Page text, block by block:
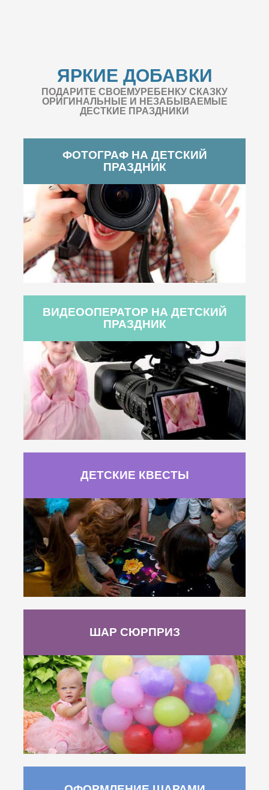
ЯРКИЕ ДОБАВКИ
ПОДАРИТЕ СВОЕМУРЕБЕНКУ СКАЗКУ
ОРИГИНАЛЬНЫЕ И НЕЗАБЫВАЕМЫЕ
ДЕСТКИЕ ПРАЗДНИКИ
ФОТОГРАФ НА ДЕТСКИЙ
ПРАЗДНИК
ВИДЕООПЕРАТОР НА ДЕТСКИЙ
ПРАЗДНИК
ДЕТСКИЕ КВЕСТЫ
ШАР СЮРПРИЗ